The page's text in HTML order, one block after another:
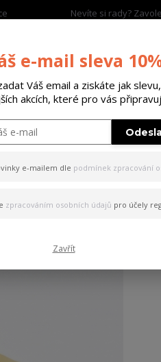
Nevíte si rady?
DÁRKOVÉ
french/vanilla 2XL
T-Shirt
e-mail sleva
Váš email a ziskáte jak
akcích, které pro vás
e-mailem dle podmínek zpracování
zpracováním osobních údajů pro účely
Zavřít